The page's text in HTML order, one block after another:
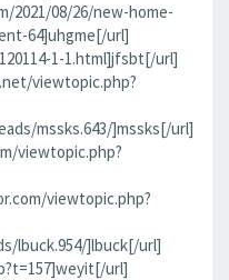
2021/08/26/new-home-
64]uhgme[/url]
1-1.html]jfsbt[/url]
viewtopic.php?
mssks.643/]mssks[/url]
viewtopic.php?
viewtopic.php?
lbuck.954/]lbuck[/url]
url]